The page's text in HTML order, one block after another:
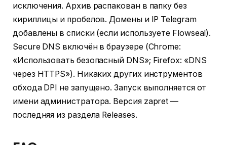
исключения. Архив распакован в папку без
кириллицы и пробелов. Домены и IP Telegram
добавлены в списки (если используете Flowseal).
Secure DNS включён в браузере (Chrome:
«Использовать безопасный DNS»; Firefox: «DNS
через HTTPS»). Никаких других инструментов
обхода DPI не запущено. Запуск выполняется от
имени администратора. Версия zapret —
последняя из раздела Releases.